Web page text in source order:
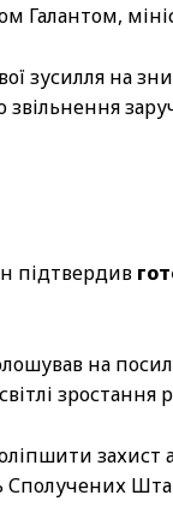
Галантом,
зусилля на
підтвердив
на
зростання
Сполучених